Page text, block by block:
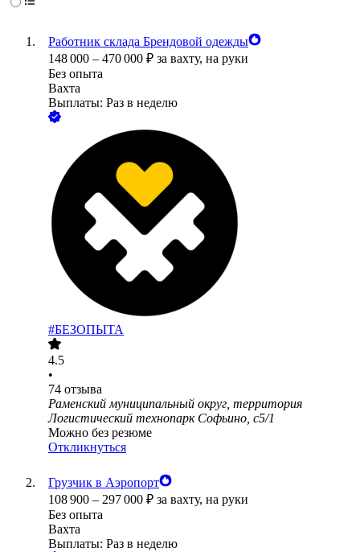
Работник склада Брендовой одежды
148 000 – 470 000 ₽ за вахту, на руки
Без опыта
Вахта
Выплаты: Раз в неделю
#БЕЗОПЫТА
4.5
•
74 отзыва
Раменский муниципальный округ, территория
Логистический технопарк Софьино, с5/1
Можно без резюме
Откликнуться
Грузчик в Аэропорт
108 900 – 297 000 ₽ за вахту, на руки
Без опыта
Вахта
Выплаты: Раз в неделю